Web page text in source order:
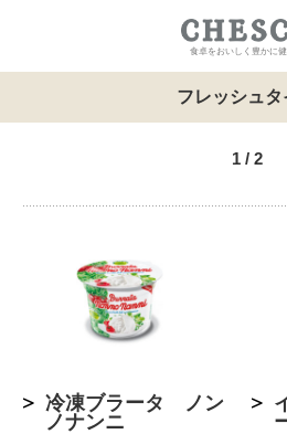
食卓をおいしく豊かに
フレッシュタ
1 / 2
冷凍ブラータ ノン
ノナンニ